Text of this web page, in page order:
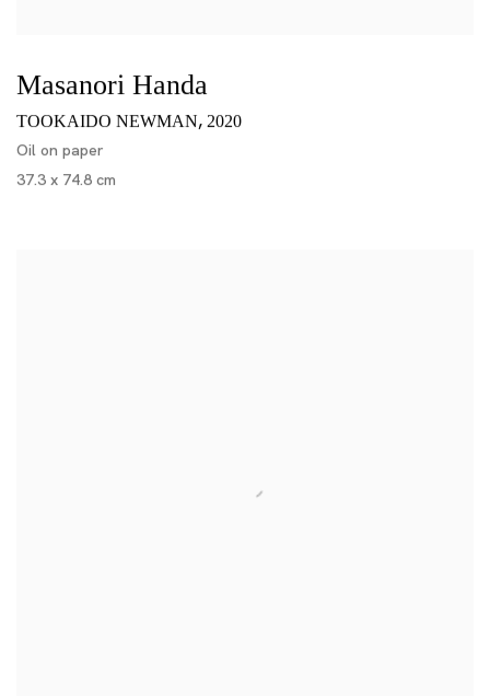
Masanori Handa
TOOKAIDO NEWMAN, 2020
Oil on paper
37.3 x 74.8 cm